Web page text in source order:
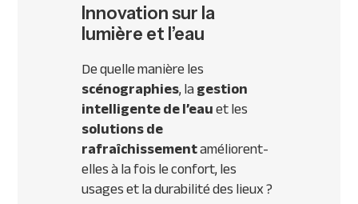
Innovation sur la
lumière et l’eau
De quelle manière les
scénographies, lagestion
intelligente de l’eauet les
solutions de
rafraîchissementaméliorent-
elles à la fois le confort, les
usages et la durabilité des lieux ?